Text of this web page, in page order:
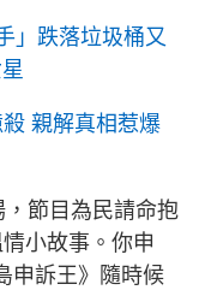
」跌落垃圾桶又
親解真相惹爆
，節目為民請命抱
小故事。你申
申訴王》隨時候